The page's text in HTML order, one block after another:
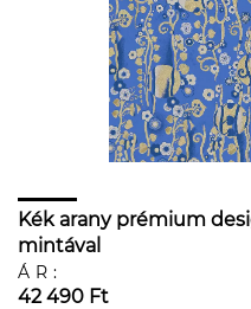
Kék arany prémium
mintával
ÁR:
42 490 Ft